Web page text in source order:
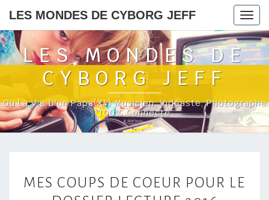
LES MONDES DE CYBORG JEFF
LES MONDES DE
CYBORG JEFF
Ou La Vie D'un Papa(x4) Musicien, Vidéaste, Photographe
100% Connecté
E
MES COUPS DE COEUR POUR LE